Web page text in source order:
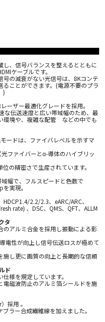
、信号バランスを整えるとともに
ケーブルです。
号の減衰がない光信号は、8Kコンテ
ことができます。(電源不要のプラ
)
ーザー最適化グレードを採用。
伝送速度と広い帯域幅のため、最
環境や、複雑な配管 などの中でも
ードは、ファイバレベルを示すマ
ファイバーとα-導体のハイブリッ
の精密さで生産されています。
幅で、フルスピードと色数で
実現。
2.2/2.3、eARC/ARC、
rate) 、DSC、QMS、QFT、ALLM
タ
アルミ合金を採用し振動による影
電性が向上し信号伝送ロスが極めて
し更に画質の向上と長期的な信頼
ド
様を規定しています。
電磁波防止のアルミ箔シールドを施
採用 。
ラー合成繊維線を加えました。